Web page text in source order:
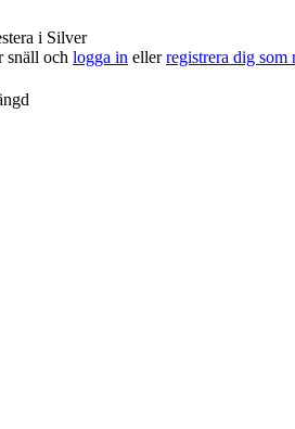
i Silver
snäll och logga in ellerregistrera dig som